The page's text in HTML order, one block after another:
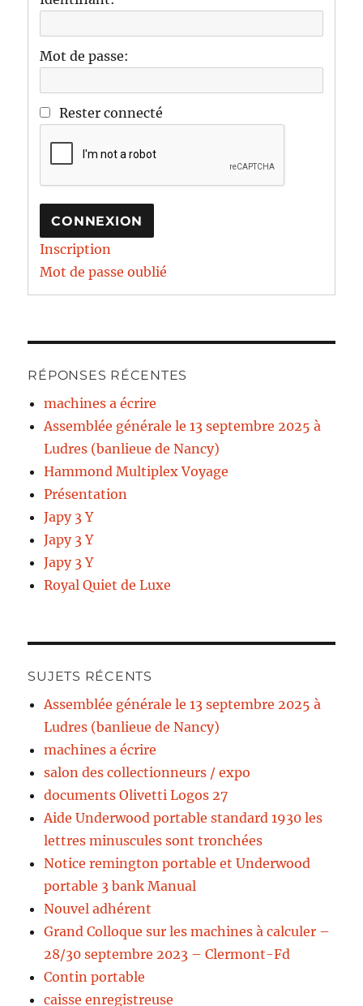
Mot de passe:
Rester connecté
CONNEXION
Inscription
Mot de passe oublié
RÉPONSES RÉCENTES
machines a écrire
Assemblée générale le 13 septembre 2025 à
Ludres (banlieue de Nancy)
Hammond Multiplex Voyage
Présentation
Japy 3 Y
Japy 3 Y
Japy 3 Y
Royal Quiet de Luxe
SUJETS RÉCENTS
Assemblée générale le 13 septembre 2025 à
Ludres (banlieue de Nancy)
machines a écrire
salon des collectionneurs / expo
documents Olivetti Logos 27
Aide Underwood portable standard 1930 les
lettres minuscules sont tronchées
Notice remington portable et Underwood
portable 3 bank Manual
Nouvel adhérent
Grand Colloque sur les machines à calculer –
28/30 septembre 2023 – Clermont-Fd
Contin portable
caisse enregistreuse